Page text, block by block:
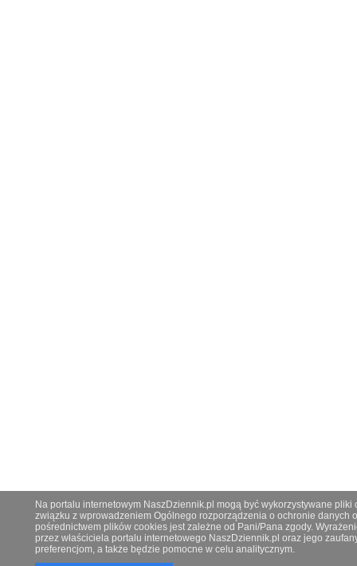
Na portalu internetowym NaszDziennik.pl mogą być wykorzystywane
związku z wprowadzeniem Ogólnego rozporządzenia o ochronie danych
pośrednictwem plików cookies jest zależne od Pani/Pana zgody.
przez właściciela portalu internetowego NaszDziennik.pl oraz jego
preferencjom, a także będzie pomocne w celu analitycznym.